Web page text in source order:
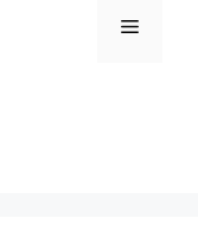
Meniu